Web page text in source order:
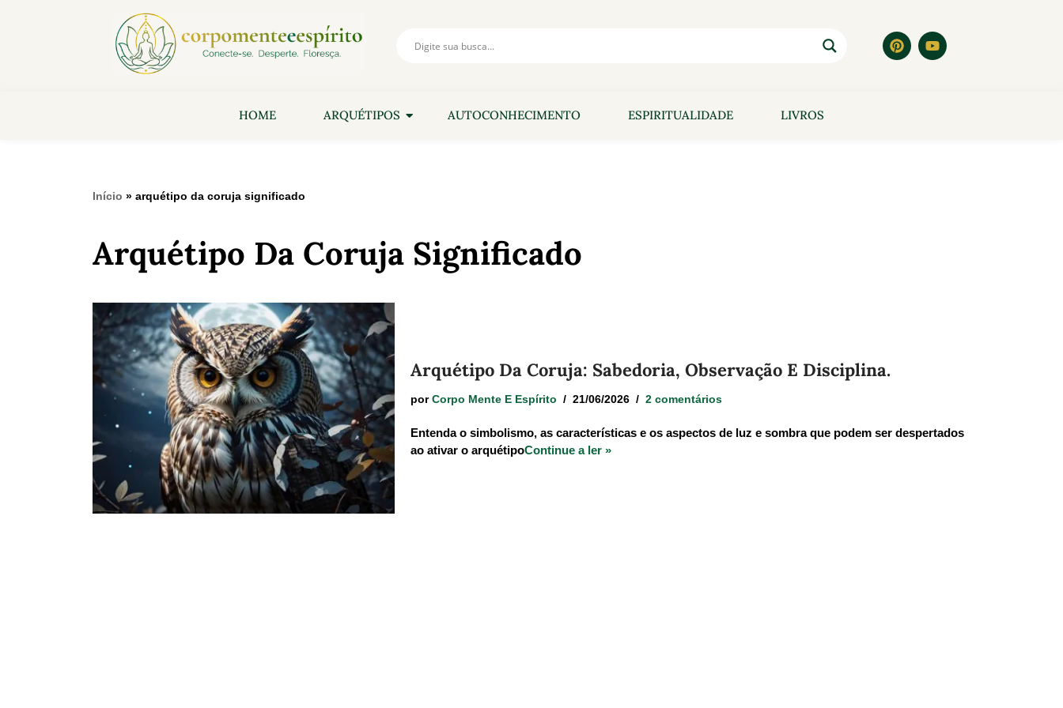
HOME ARQUÉTIPOS AUTOCONHECIMENTO ESPIRITUALIDADE LIVROS
Início » arquétipo da coruja significado
Arquétipo Da Coruja Significado
Arquétipo Da Coruja: Sabedoria, Observação E Disciplina.
por Corpo Mente E Espírito 21/06/2026 2 comentários
Entenda o simbolismo, as características e os aspectos de luz e sombra que podem ser despertados
ao ativar o arquétipoContinue a ler »